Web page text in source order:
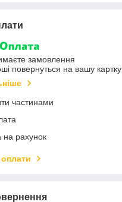
замовлення
повернуться на вашу картку
частинами
на рахунок